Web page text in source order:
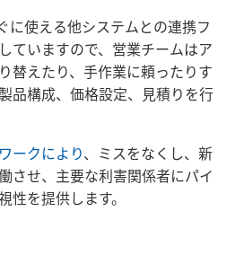
使える他システムとの連携フ
ていますので、営業チームはア
替えたり、手作業に頼ったりす
品構成、価格設定、見積りを行
ークにより、ミスをなくし、新
させ、主要な利害関係者にパイ
性を提供します。